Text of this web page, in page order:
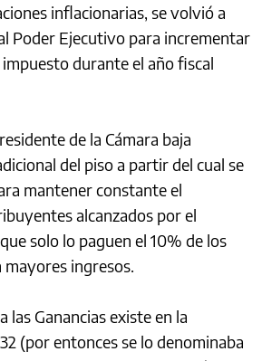
inflacionarias, se volvió a
Poder Ejecutivo para incrementar
durante el año fiscal
de la Cámara baja
del piso a partir del cual se
mantener constante el
alcanzados por el
solo lo paguen el 10% de los
ingresos.
las Ganancias existe en la
(por entonces se lo denominaba